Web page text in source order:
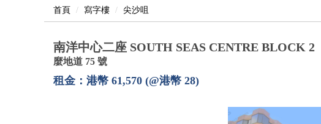
首頁 寫字樓 尖沙咀
南洋中心二座 SOUTH SEAS CENTRE BLOCK 2
麼地道 75 號
租金：港幣 61,570 (@港幣 28)